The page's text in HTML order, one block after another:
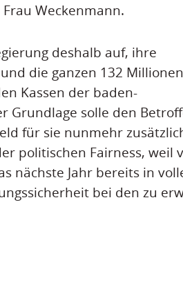
Weckenmann.
deshalb auf, ihre
die ganzen 132
Kassen der baden-
Grundlage solle den
für sie nunmehr
politischen Fairness, weil
nächste Jahr bereits in
bei den zu